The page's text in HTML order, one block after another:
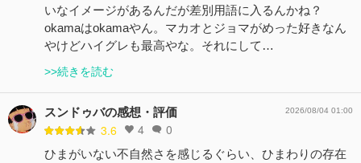
いなイメージがあるんだが差別用語に入るんかね？
okamaはokamaやん。マカオとジョマがめった好きなん
やけどハイグレも最高やな。それにして…
>>続きを読む
スンドゥバの感想・評価
3.6 4 0
2026/08/04 01:00
ひまがいない不自然さを感じるぐらい、ひまわりの存在